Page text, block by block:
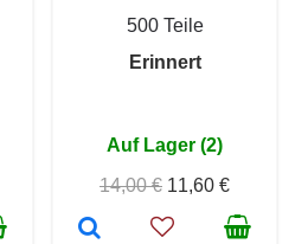
500 Teile
Erinnert
Auf Lager (2)
14,00 € 11,60 €